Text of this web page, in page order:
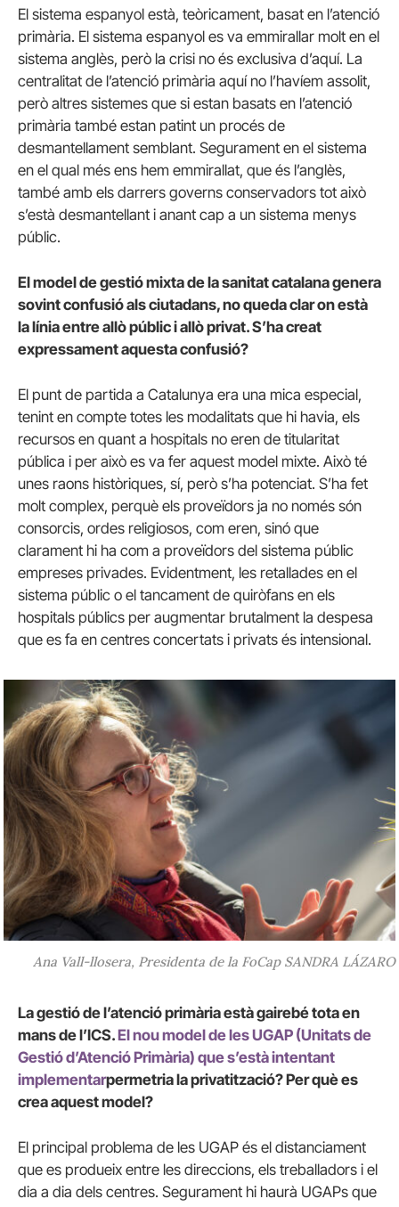
El sistema espanyol està, teòricament, basat en l’atenció
primària. El sistema espanyol es va emmirallar molt en el
sistema anglès, però la crisi no és exclusiva d’aquí. La
centralitat de l’atenció primària aquí no l’havíem assolit,
però altres sistemes que si estan basats en l’atenció
primària també estan patint un procés de
desmantellament semblant. Segurament en el sistema
en el qual més ens hem emmirallat, que és l’anglès,
també amb els darrers governs conservadors tot això
s’està desmantellant i anant cap a un sistema menys
públic.
El model de gestió mixta de la sanitat catalana genera
sovint confusió als ciutadans, no queda clar on està
la línia entre allò públic i allò privat. S’ha creat
expressament aquesta confusió?
El punt de partida a Catalunya era una mica especial,
tenint en compte totes les modalitats que hi havia, els
recursos en quant a hospitals no eren de titularitat
pública i per això es va fer aquest model mixte. Això té
unes raons històriques, sí, però s’ha potenciat. S’ha fet
molt complex, perquè els proveïdors ja no només són
consorcis, ordes religiosos, com eren, sinó que
clarament hi ha com a proveïdors del sistema públic
empreses privades. Evidentment, les retallades en el
sistema públic o el tancament de quiròfans en els
hospitals públics per augmentar brutalment la despesa
que es fa en centres concertats i privats és intensional.
Ana Vall-llosera, Presidenta de la FoCap SANDRA LÁZARO
La gestió de l’atenció primària està gairebé tota en
mans de l’ICS.El nou model de les UGAP (Unitats de
Gestió d’Atenció Primària) que s’està intentant
implementarpermetria la privatització? Per què es
crea aquest model?
El principal problema de les UGAP és el distanciament
que es produeix entre les direccions, els treballadors i el
dia a dia dels centres. Segurament hi haurà UGAPs que